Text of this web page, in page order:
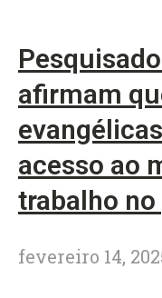
afirmam
acesso ao
trabalho no
fevereiro 14,